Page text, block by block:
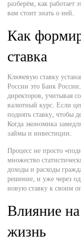
разберём, как работает
вам стоит знать о ней.
Как
ставка
Ключевую ставку
России это Банк
директоров, учитывая
валютный курс. Если
поднять ставку, чтобы
Когда экономика
займы и инвестиции.
Процесс не просто
множество
доходы и расходы
решение, и уже через
новую ставку к своим
Влияние
жизнь